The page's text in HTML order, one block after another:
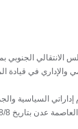
الانتقالي
والإداري في
8/8الموافق 4 مايو 2017 م .